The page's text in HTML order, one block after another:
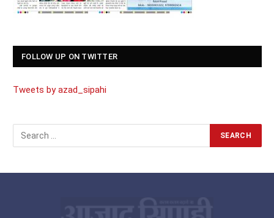
FOLLOW UP ON TWITTER
Tweets by azad_sipahi